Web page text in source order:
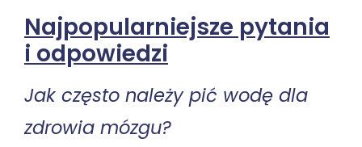
Najpopularniejsze pytania
i odpowiedzi
Jak często należy pić wodę dla
zdrowia mózgu?